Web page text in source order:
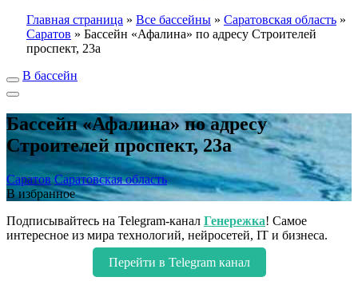
Главная страница » Все бассейны » Саратовская область »
Саратов » Бассейн «Афалина» по адресу Строителей
проспект, 23а
В бассейн
Бассейн «Афалина» по адресу
Строителей проспект, 23а
Саратов Саратовская область
В избранное
Подписывайтесь на Telegram-канал Генережка! Самое
интересное из мира технологий, нейросетей, IT и бизнеса.
Перейти в Telegram канал